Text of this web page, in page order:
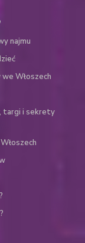
najmu
Włoszech
targi i sekrety